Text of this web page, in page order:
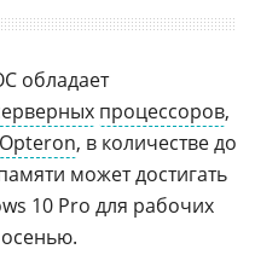
обладает
процессоров,
, в количестве до
может достигать
10 Pro для рабочих